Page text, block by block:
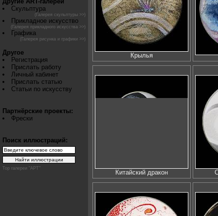
Скульптура
(Галерея скульптуры >>)
Прикладное искусство
(Галерея прикладного искусства >>)
Графика
(Галерея рисунка и графики >>)
Другое
Регистрация
Прислать работу
Личный кабинет
Прислать статью
Статьи по искусству
Партнёрские проекты:
Фрески
Поиск иллюстраций:
Top галереи "АРТ"
Крылья
Китайский дракон